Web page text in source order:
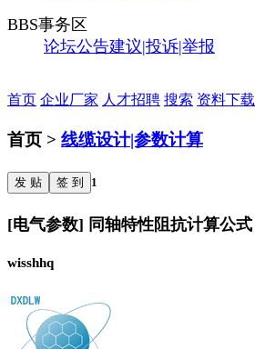
BBS事务区
论坛公告建议|投诉|举报
首页 企业厂家 人才招聘 搜索 资料下载
首页 > 线缆设计|参数计算
发 贴 签 到 1
[电气参数] 同轴特性阻抗计算公式
wisshhq